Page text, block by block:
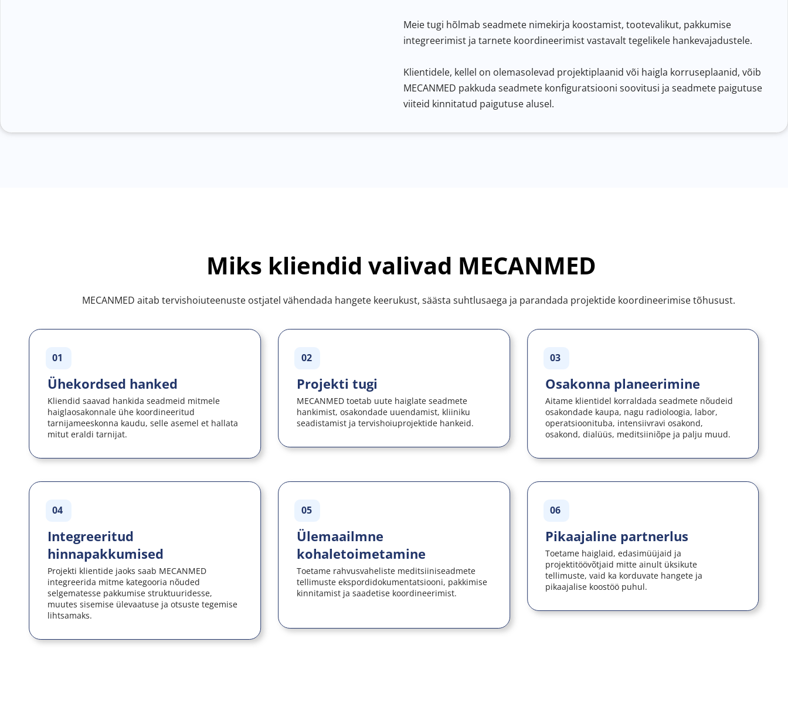
Meie tugi hõlmab seadmete nimekirja koostamist, tootevalikut, pakkumise
integreerimist ja tarnete koordineerimist vastavalt tegelikele hankevajadustele.
Klientidele, kellel on olemasolevad projektiplaanid või haigla korruseplaanid, võib
MECANMED pakkuda seadmete konfiguratsiooni soovitusi ja seadmete paigutuse
viiteid kinnitatud paigutuse alusel.
Miks kliendid valivad MECANMED
MECANMED aitab tervishoiuteenuste ostjatel vähendada hangete keerukust, säästa suhtlusaega ja parandada projektide koordineerimise tõhusust.
01
Ühekordsed hanked
Kliendid saavad hankida seadmeid mitmele
haiglaosakonnale ühe koordineeritud
tarnijameeskonna kaudu, selle asemel et hallata
mitut eraldi tarnijat.
02
Projekti tugi
MECANMED toetab uute haiglate seadmete
hankimist, osakondade uuendamist, kliiniku
seadistamist ja tervishoiuprojektide hankeid.
03
Osakonna planeerimine
Aitame klientidel korraldada seadmete nõudeid
osakondade kaupa, nagu radioloogia, labor,
operatsioonituba, intensiivravi osakond,
osakond, dialüüs, meditsiiniõpe ja palju muud.
04
Integreeritud
hinnapakkumised
Projekti klientide jaoks saab MECANMED
integreerida mitme kategooria nõuded
selgematesse pakkumise struktuuridesse,
muutes sisemise ülevaatuse ja otsuste tegemise
lihtsamaks.
05
Ülemaailmne
kohaletoimetamine
Toetame rahvusvaheliste meditsiiniseadmete
tellimuste ekspordidokumentatsiooni, pakkimise
kinnitamist ja saadetise koordineerimist.
06
Pikaajaline partnerlus
Toetame haiglaid, edasimüüjaid ja
projektitöövõtjaid mitte ainult üksikute
tellimuste, vaid ka korduvate hangete ja
pikaajalise koostöö puhul.